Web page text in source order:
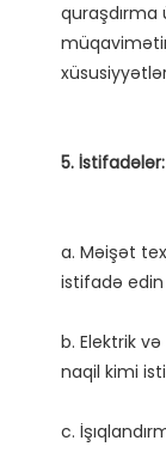
quraşdırma
a. Məişət
b. Elektrik